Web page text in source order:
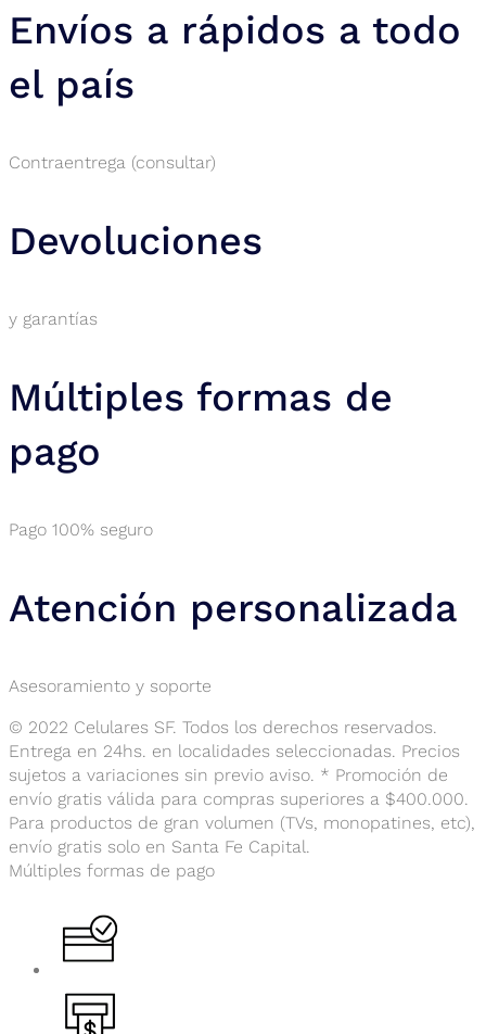
Envíos a rápidos a todo
el país
Contraentrega (consultar)
Devoluciones
y garantías
Múltiples formas de
pago
Pago 100% seguro
Atención personalizada
Asesoramiento y soporte
© 2022 Celulares SF. Todos los derechos reservados.
Entrega en 24hs. en localidades seleccionadas. Precios
sujetos a variaciones sin previo aviso. * Promoción de
envío gratis válida para compras superiores a $400.000.
Para productos de gran volumen (TVs, monopatines, etc),
envío gratis solo en Santa Fe Capital.
Múltiples formas de pago